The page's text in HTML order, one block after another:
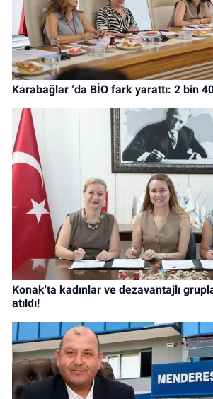
Karabağlar ‘da BİO fark yarattı: 2 bin
Konak'ta kadınlar ve dezavantajlı
atıldı!